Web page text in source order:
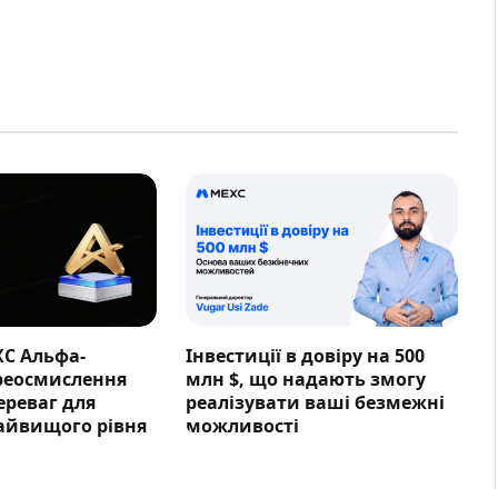
Альфа-
для
рівня
Інвестиції в довіру на 500
млн $, що надають змогу
реалізувати ваші безмежні
можливості